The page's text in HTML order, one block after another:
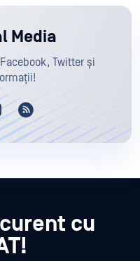
Media
Twitter și
cu